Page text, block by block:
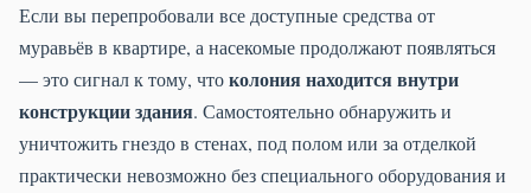
Если вы перепробовали все доступные средства от
муравьёв в квартире, а насекомые продолжают появляться
— это сигнал к тому, чтоколония находится внутри
конструкции здания. Самостоятельно обнаружить и
уничтожить гнездо в стенах, под полом или за отделкой
практически невозможно без специального оборудования и